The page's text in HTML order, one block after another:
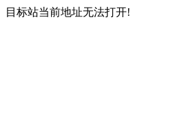
目标站当前地址无法打开!